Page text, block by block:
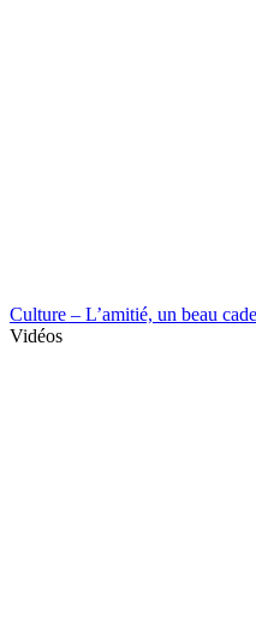
Culture – L’amitié, un beau
Vidéos